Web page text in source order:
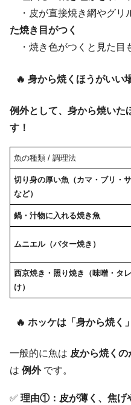
・皮が直接焼き網やグリ
た焼き目がつく
・焼き色がつくと見た目
🔥 身から焼くほうがいい
例外として、身から焼いた
す！
魚の種類 / 調理法
切り身の厚い魚（カマ・ブリ・
など）
鍋・汁物に入れる焼き魚
ムニエル（バター焼き）
西京焼き・照り焼き（味噌・タ
け）
🔥 ホッケは「身から焼く
一般的に魚は 皮から焼くの
は 例外です。
✅ 理由①：皮が薄く、焦げ